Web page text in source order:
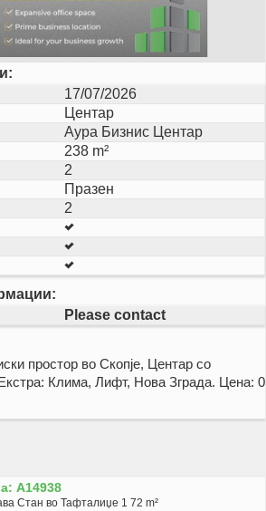
17/07/2026
Центар
Аура Бизнис Центар
238 m²
2
Празен
2
Please contact
простор во Скопје, Центар со
Клима, Лифт, Нова Зграда. Цена: 0
A14938
Стан во Тафталиџе 1 72 m²